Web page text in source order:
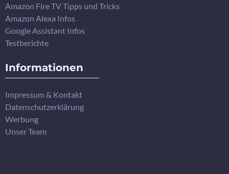
Amazon Fire TV Tipps und Tricks
Amazon Alexa Infos
Google Assistant Infos
Testberichte
Informationen
Impressum & Kontakt
Datenschutzerklärung
Werbung
Unser Team